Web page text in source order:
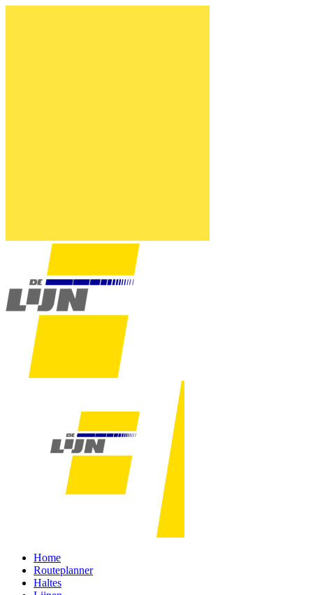
Home
Routeplanner
Haltes